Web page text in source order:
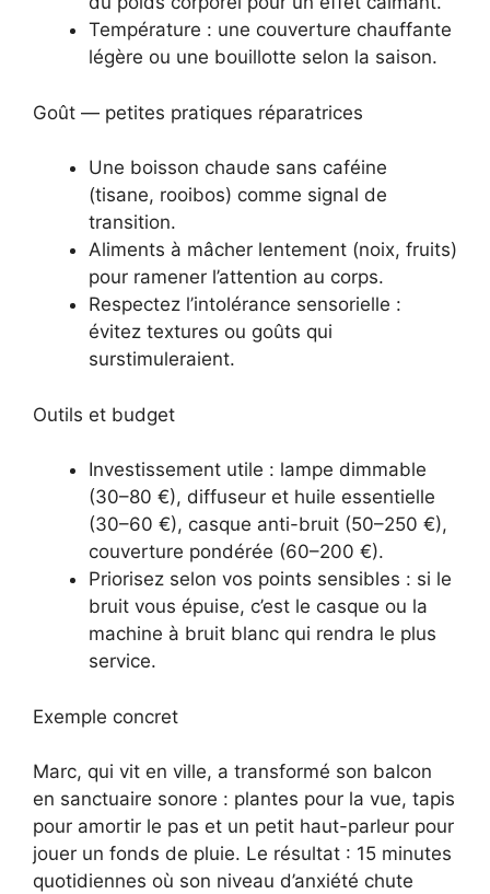
Température : une couverture chauffante
légère ou une bouillotte selon la saison.
Goût — petites pratiques réparatrices
Une boisson chaude sans caféine
(tisane, rooibos) comme signal de
transition.
Aliments à mâcher lentement (noix, fruits)
pour ramener l’attention au corps.
Respectez l’intolérance sensorielle :
évitez textures ou goûts qui
surstimuleraient.
Outils et budget
Investissement utile : lampe dimmable
(30–80 €), diffuseur et huile essentielle
(30–60 €), casque anti-bruit (50–250 €),
couverture pondérée (60–200 €).
Priorisez selon vos points sensibles : si le
bruit vous épuise, c’est le casque ou la
machine à bruit blanc qui rendra le plus
service.
Exemple concret
Marc, qui vit en ville, a transformé son balcon
en sanctuaire sonore : plantes pour la vue, tapis
pour amortir le pas et un petit haut-parleur pour
jouer un fonds de pluie. Le résultat : 15 minutes
quotidiennes où son niveau d’anxiété chute